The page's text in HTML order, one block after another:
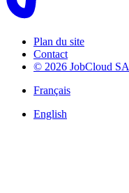
Plan du site
Contact
© 2026 JobCloud SA
Français
English